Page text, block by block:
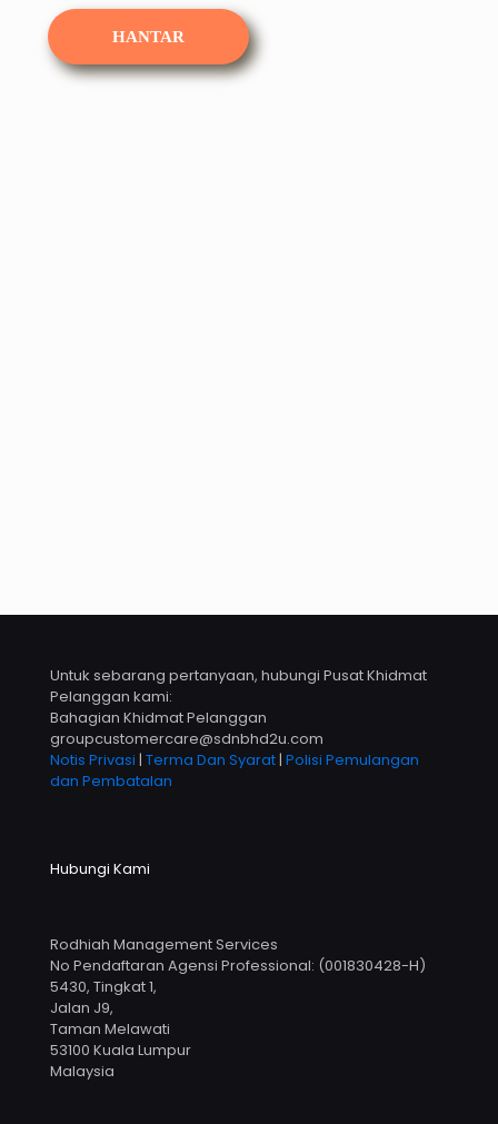
Untuk sebarang pertanyaan, hubungi Pusat Khidmat
Pelanggan kami:
Bahagian Khidmat Pelanggan
groupcustomercare@sdnbhd2u.com
Notis Privasi | Terma Dan Syarat| Polisi Pemulangan
dan Pembatalan
Hubungi Kami
Rodhiah Management Services
No Pendaftaran Agensi Professional: (001830428-H)
5430, Tingkat 1,
Jalan J9,
Taman Melawati
53100 Kuala Lumpur
Malaysia